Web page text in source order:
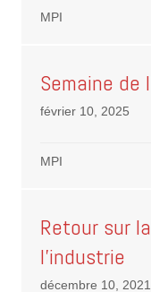
MPI
Semaine de
février 10, 2025
MPI
Retour sur
l’industrie
décembre 10, 2021